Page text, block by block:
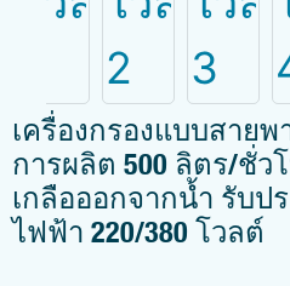
เครื่องกรองแบบสาย
การผลิต 500 ลิตร/ชั่ว
เกลือออกจากน้ำ รับป
ไฟฟ้า 220/380 โวลต์